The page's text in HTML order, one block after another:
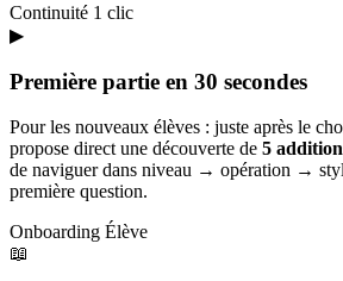
Continuité 1 clic
▶
Première partie en 30 secondes
Pour les nouveaux élèves : juste après le
propose direct une découverte de 5
de naviguer dans niveau → opération →
première question.
Onboarding Élève
📖